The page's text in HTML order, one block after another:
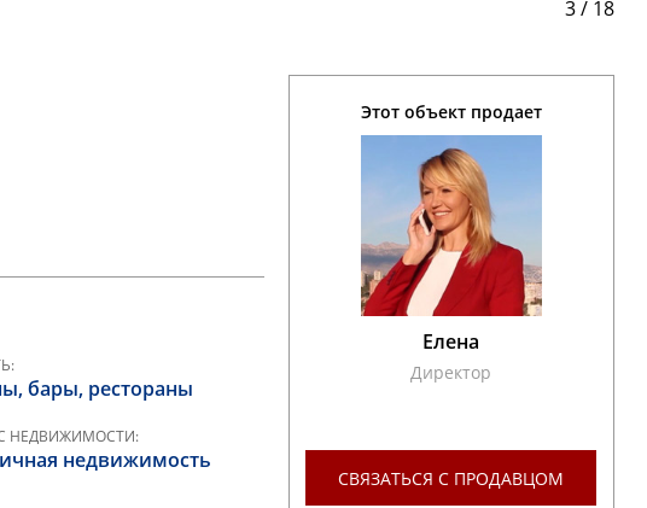
3/ 18
бары, рестораны
НЕДВИЖИМОСТИ:
недвижимость
Этот объект продает
Елена
Директор
СВЯЗАТЬСЯ С ПРОДАВЦОМ